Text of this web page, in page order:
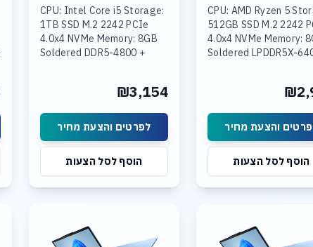
CPU: AMD Ryzen 5
512GB SSD M.2 2242
4.0x4 NVMe Memory:
Soldered LPDDR5X-
והצעת מחיר
הוסף לסל הצעות
CPU: Intel Core i5 Storage:
1TB SSD M.2 2242 PCIe
4.0x4 NVMe Memory: 8GB
Soldered DDR5-4800 +
UHD Graphics Display: 15.3
₪3,154
לפרטים והצעת מחיר
הוסף לסל הצעות